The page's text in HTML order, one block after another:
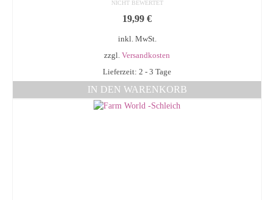
NICHT BEWERTET
19,99 €
inkl. MwSt.
zzgl. Versandkosten
Lieferzeit: 2 - 3 Tage
IN DEN WARENKORB